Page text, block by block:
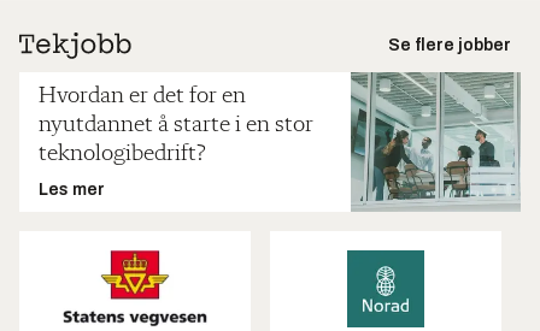
Se flere jobber
Hvordan er det for en
nyutdannet å starte i en stor
teknologibedrift?
Les mer